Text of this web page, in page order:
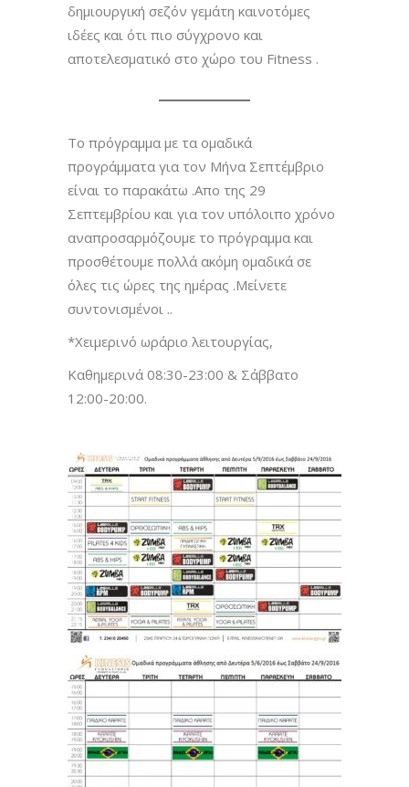
δημιουργική σεζόν γεμάτη καινοτόμες
ιδέες και ότι πιο σύγχρονο και
αποτελεσματικό στο χώρο του Fitness .
Το πρόγραμμα με τα ομαδικά
προγράμματα για τον Μήνα Σεπτέμβριο
είναι το παρακάτω .Απο της 29
Σεπτεμβρίου και για τον υπόλοιπο χρόνο
αναπροσαρμόζουμε το πρόγραμμα και
προσθέτουμε πολλά ακόμη ομαδικά σε
όλες τις ώρες της ημέρας .Μείνετε
συντονισμένοι ..
*Χειμερινό ωράριο λειτουργίας,
Καθημερινά 08:30-23:00 & Σάββατο
12:00-20:00.